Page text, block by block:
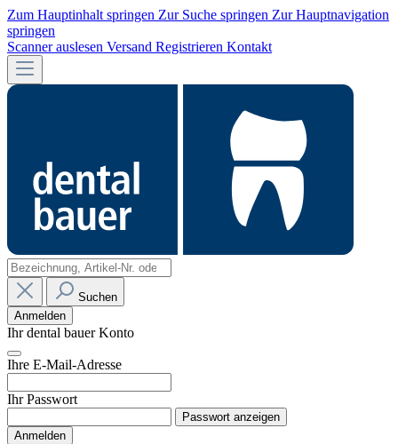
Zum Hauptinhalt springen Zur Suche springen Zur Hauptnavigation
springen
Scanner auslesen Versand Registrieren Kontakt
Suchen
Anmelden
Ihr dental bauer Konto
Ihre E-Mail-Adresse
Ihr Passwort
Passwort anzeigen
Anmelden